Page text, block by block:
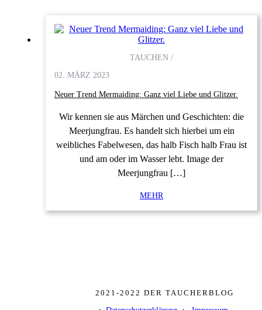
TAUCHEN /
02. MÄRZ 2023
Neuer Trend Mermaiding: Ganz viel Liebe und Glitzer.
Wir kennen sie aus Märchen und Geschichten: die
Meerjungfrau. Es handelt sich hierbei um ein
weibliches Fabelwesen, das halb Fisch halb Frau ist
und am oder im Wasser lebt. Image der
Meerjungfrau […]
MEHR
2021-2022 DER TAUCHERBLOG